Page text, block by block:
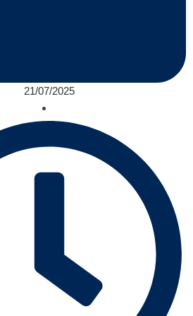
21/07/2025